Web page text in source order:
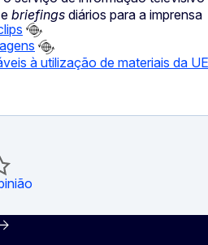
briefings diários para a imprensa
à utilização de materiais da UE